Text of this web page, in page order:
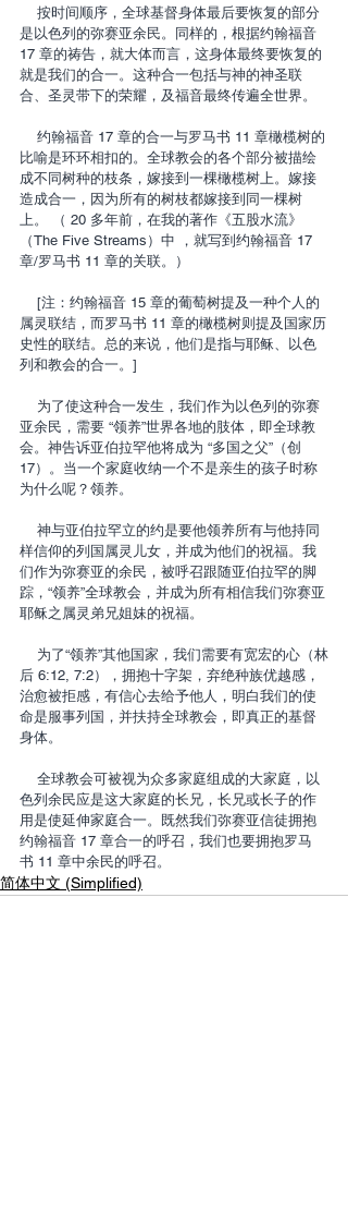
是以色列的弥赛亚余民。同样的，根据约翰福音
17 章的祷告，就大体而言，这身体最终要恢复的
就是我们的合一。这种合一包括与神的神圣联
合、圣灵带下的荣耀，及福音最终传遍全世界。
比喻是环环相扣的。全球教会的各个部分被描绘
成不同树种的枝条，嫁接到一棵橄榄树上。嫁接
造成合一，因为所有的树枝都嫁接到同一棵树
上。 （ 20 多年前，在我的著作《五股水流》
（The Five Streams）中 ，就写到约翰福音 17
章/罗马书 11 章的关联。）
属灵联结，而罗马书 11 章的橄榄树则提及国家历
史性的联结。总的来说，他们是指与耶稣、以色
列和教会的合一。]
亚余民，需要 “领养”世界各地的肢体，即全球教
会。神告诉亚伯拉罕他将成为 “多国之父”（创
17）。当一个家庭收纳一个不是亲生的孩子时称
为什么呢？领养。
样信仰的列国属灵儿女，并成为他们的祝福。我
们作为弥赛亚的余民，被呼召跟随亚伯拉罕的脚
踪，“领养”全球教会，并成为所有相信我们弥赛亚
耶稣之属灵弟兄姐妹的祝福。
后 6:12, 7:2），拥抱十字架，弃绝种族优越感，
治愈被拒感，有信心去给予他人，明白我们的使
命是服事列国，并扶持全球教会，即真正的基督
身体。
色列余民应是这大家庭的长兄，长兄或长子的作
用是使延伸家庭合一。既然我们弥赛亚信徒拥抱
约翰福音 17 章合一的呼召，我们也要拥抱罗马
书 11 章中余民的呼召。
简体中文 (Simplified)